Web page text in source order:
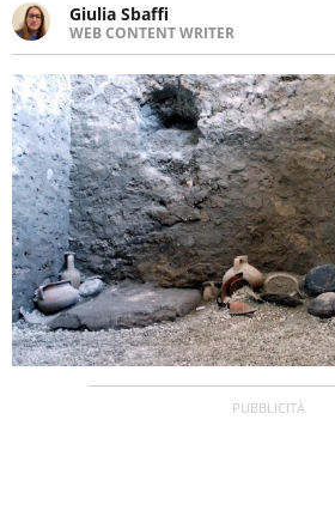
Giulia Sbaffi
WEB CONTENT WRITER
Web content writer
viaggi, scrive da quando ne ha
natura, le piace tenersi
intorno a lei.